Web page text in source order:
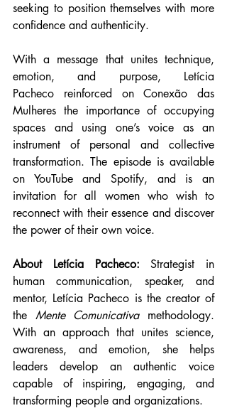
seeking to position themselves with more
confidence and authenticity.
With a message that unites technique,
emotion, and purpose, Letícia
Pacheco reinforced on Conexão das
Mulheres the importance of occupying
spaces and using one’s voice as an
instrument of personal and collective
transformation. The episode is available
on YouTube and Spotify, and is an
invitation for all women who wish to
reconnect with their essence and discover
the power of their own voice.
About Letícia Pacheco: Strategist in
human communication, speaker, and
mentor, Letícia Pacheco is the creator of
the Mente Comunicativa methodology.
With an approach that unites science,
awareness, and emotion, she helps
leaders develop an authentic voice
capable of inspiring, engaging, and
transforming people and organizations.